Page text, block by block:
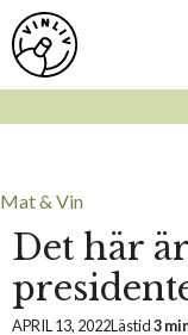
Hoppa
till
innehåll
Mat & Vin
Det här
APRIL 13, 2022Lästid3